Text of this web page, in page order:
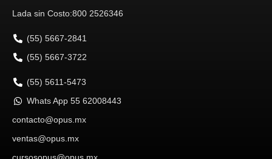
Lada sin Costo:800 2526346
(55) 5667-2841
(55) 5667-3722
(55) 5611-5473
Whats App 55 62008443
contacto@opus.mx
ventas@opus.mx
cursosopus@opus.mx